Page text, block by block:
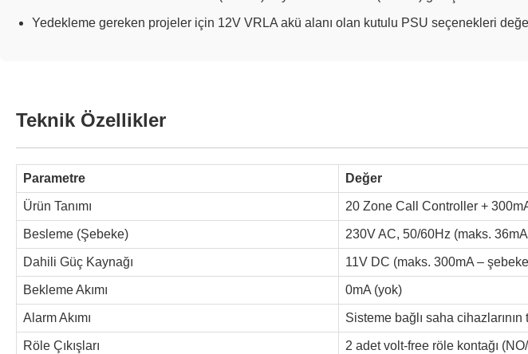
Yedekleme gereken projeler için 12V VRLA akü alanı olan kutulu PSU seçenekleri
Teknik Özellikler
Parametre Değer
Ürün Tanımı 20 Zone Call Controller +
Besleme (Şebeke) 230V AC, 50/60Hz (maks.
Dahili Güç Kaynağı 11V DC (maks. 300mA –
Bekleme Akımı 0mA (yok)
Alarm Akımı Sisteme bağlı saha
Röle Çıkışları 2 adet volt-free röle kontağı